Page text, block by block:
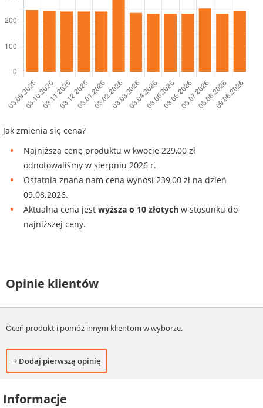
Jak zmienia się cena?
Najniższą cenę produktu w kwocie 229,00 zł
odnotowaliśmy w sierpniu 2026 r.
Ostatnia znana nam cena wynosi 239,00 zł na dzień
09.08.2026.
Aktualna cena jest wyższa o 10 złotych w stosunku do
najniższej ceny.
Opinie klientów
Oceń produkt i pomóż innym klientom w wyborze.
+ Dodaj pierwszą opinię
Informacje